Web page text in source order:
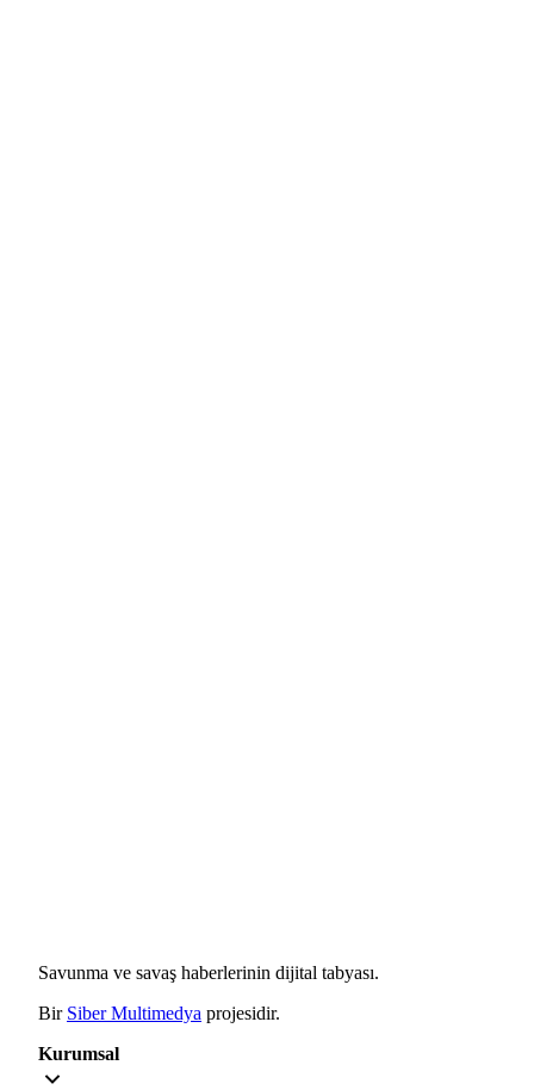
Savunma ve savaş haberlerinin dijital tabyası.
Bir Siber Multimedya projesidir.
Kurumsal